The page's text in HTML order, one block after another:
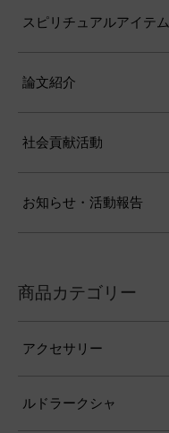
スピリチュアルアイテム
論文紹介
社会貢献活動
お知らせ・活動報告
商品カテゴリー
アクセサリー
ルドラークシャ